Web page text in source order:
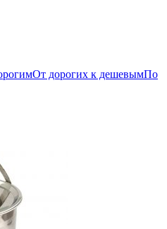
От дорогих к дешевымПо